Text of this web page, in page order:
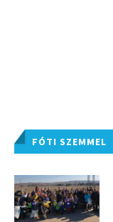
FÓTI SZEMMEL